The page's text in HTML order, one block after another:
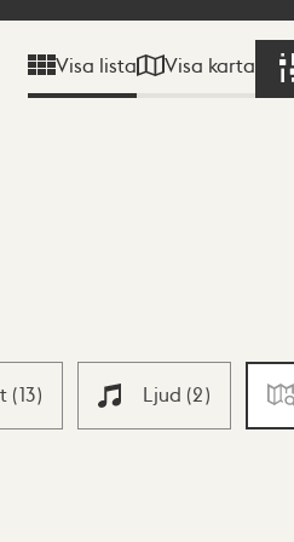
Visa lista Visa karta
(13) Ljud (2)